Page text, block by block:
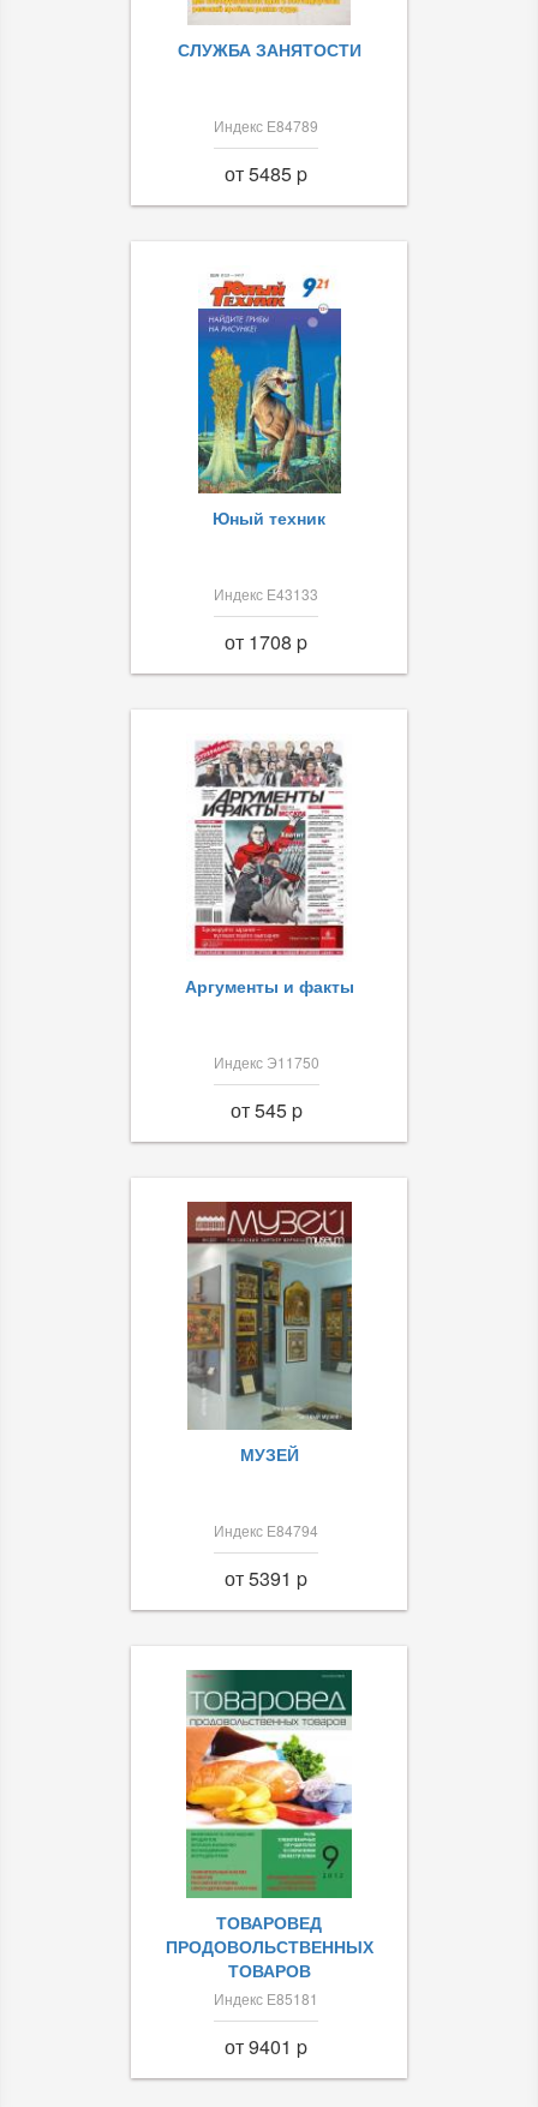
СЛУЖБА ЗАНЯТОСТИ
Индекс Е84789
от 5485 p
Юный техник
Индекс Е43133
от 1708 p
Аргументы и факты
Индекс Э11750
от 545 p
МУЗЕЙ
Индекс Е84794
от 5391 p
ТОВАРОВЕД
ПРОДОВОЛЬСТВЕННЫХ
ТОВАРОВ
Индекс Е85181
от 9401 p